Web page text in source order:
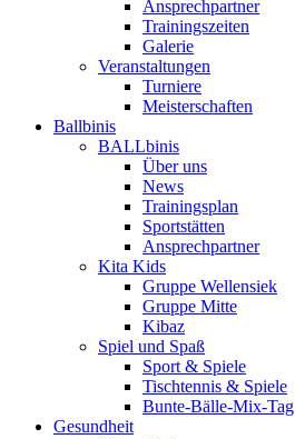
Ansprechpartner
Trainingszeiten
Galerie
Veranstaltungen
Turniere
Meisterschaften
Ballbinis
BALLbinis
Über uns
News
Trainingsplan
Sportstätten
Ansprechpartner
Kita Kids
Gruppe Wellensiek
Gruppe Mitte
Kibaz
Spiel und Spaß
Sport & Spiele
Tischtennis & Spiele
Bunte-Bälle-Mix-Tag
Gesundheit